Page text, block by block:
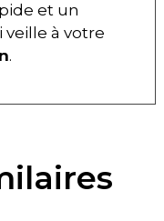
et un
à votre
.